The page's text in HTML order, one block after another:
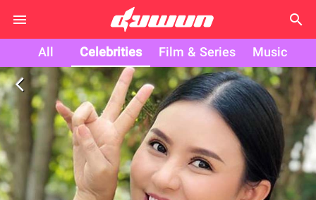
search
All Celebrities Film & Series Music
arrow_back_ios